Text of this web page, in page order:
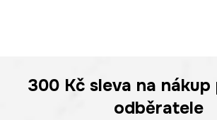
300 Kč sleva na
odběratele